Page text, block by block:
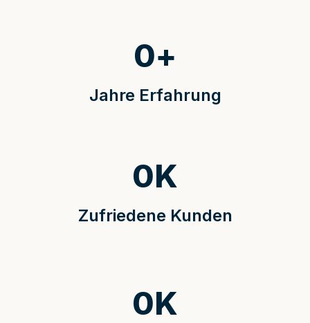
Jahre Erfahrung
0+
Zufriedene Kunden
0K
0K